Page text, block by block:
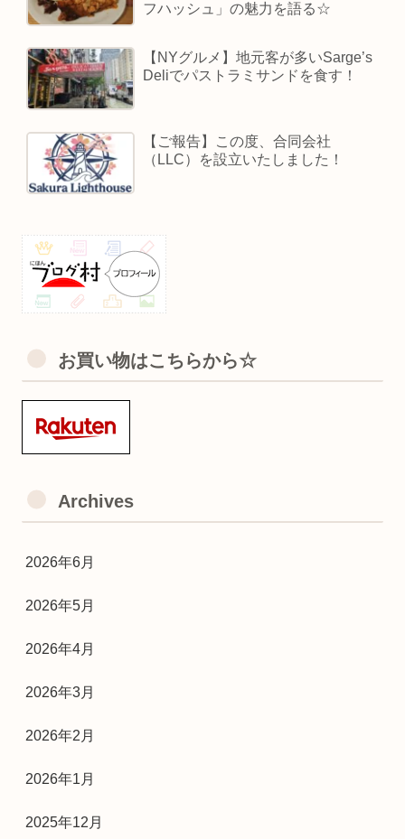
フハッシュ」の魅力を語る☆
【NYグルメ】地元客が多いSarge’s
Deliでパストラミサンドを食す！
【ご報告】この度、合同会社
（LLC）を設立いたしました！
お買い物はこちらから☆
Archives
2026年6月
2026年5月
2026年4月
2026年3月
2026年2月
2026年1月
2025年12月